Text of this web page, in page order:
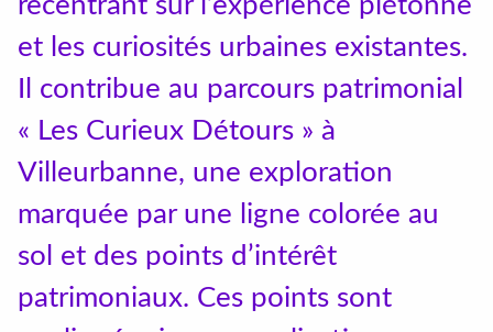
Erasmus
Accueil des étrangers
Diplômes
et les curiosités urbaines existantes.
Il contribue au parcours patrimonial
« Les Curieux Détours » à
Villeurbanne, une exploration
marquée par une ligne colorée au
sol et des points d’intérêt
patrimoniaux. Ces points sont